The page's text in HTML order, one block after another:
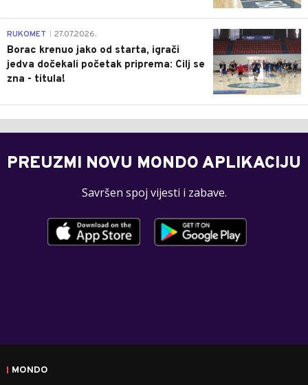
0
RUKOMET 27.07.2026.
Borac krenuo jako od starta, igrači
jedva dočekali početak priprema: Cilj se
zna - titula!
PREUZMI NOVU MONDO APLIKACIJU
Savršen spoj vijesti i zabave.
MONDO